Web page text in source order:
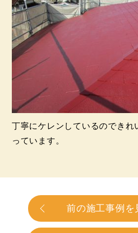
丁寧にケレンしているのできれ
っています。
前の施工事例を